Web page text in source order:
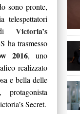
sono pronte,
telespettatori
di Victoria’s
ha trasmesso
2016, uno
realizzato
e bella delle
Secret.